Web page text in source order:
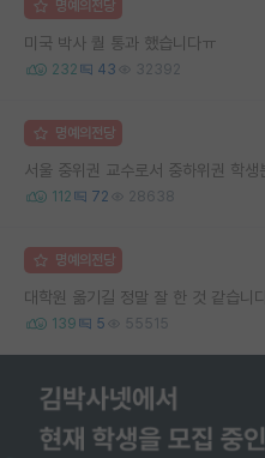
명예의전당
미국 박사 퀄 통과 했습니다ㅠ
232 43 32392
명예의전당
112 72 28638
명예의전당
대학원 옮기길 정말 잘 한 것 같습니다.
139 5 55515